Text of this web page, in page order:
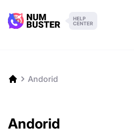
Andorid
Andorid